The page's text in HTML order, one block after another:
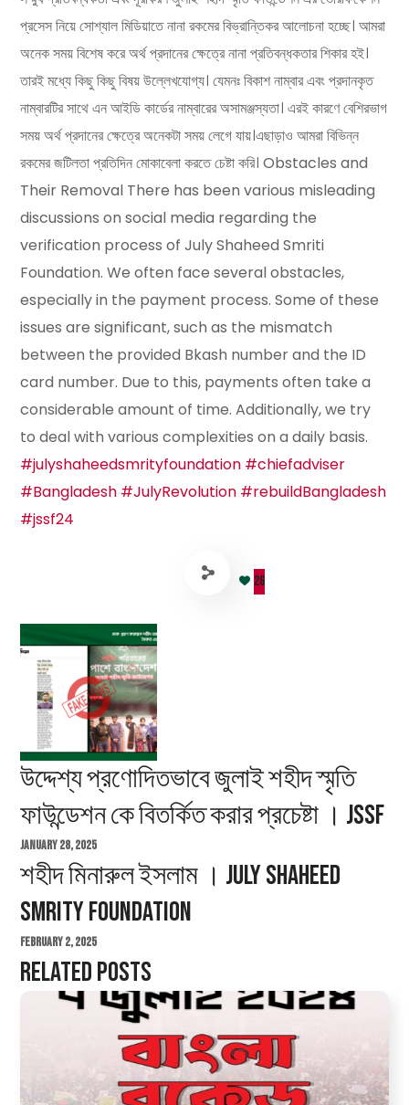
প্রসেস নিয়ে সোশ্যাল মিডিয়াতে নানা রকমের বিভ্রান্তিকর আলোচনা হচ্ছে। আমরা
অনেক সময় বিশেষ করে অর্থ প্রদানের ক্ষেত্রে নানা প্রতিবন্ধকতার শিকার হই।
তারই মধ্যে কিছু কিছু বিষয় উল্লেখযোগ্য। যেমনঃ বিকাশ নাম্বার এবং প্রদানকৃত
নাম্বারটির সাথে এন আইডি কার্ডের নাম্বারের অসামঞ্জস্যতা। এরই কারণে বেশিরভাগ
সময় অর্থ প্রদানের ক্ষেত্রে অনেকটা সময় লেগে যায়।এছাড়াও আমরা বিভিন্ন
রকমের জটিলতা প্রতিদিন মোকাবেলা করতে চেষ্টা করি। Obstacles and
Their Removal There has been various misleading
discussions on social media regarding the
verification process of July Shaheed Smriti
Foundation. We often face several obstacles,
especially in the payment process. Some of these
issues are significant, such as the mismatch
between the provided Bkash number and the ID
card number. Due to this, payments often take a
considerable amount of time. Additionally, we try
to deal with various complexities on a daily basis.
#julyshaheedsmrityfoundation #chiefadviser
#Bangladesh #JulyRevolution #rebuildBangladesh
#jssf24
26
উদ্দেশ্য প্রণোদিতভাবে জুলাই শহীদ স্মৃতি
ফাউন্ডেশন কে বিতর্কিত করার প্রচেষ্টা । JSSF
January 28, 2025
শহীদ মিনারুল ইসলাম । July Shaheed
Smrity Foundation
February 2, 2025
Related Posts